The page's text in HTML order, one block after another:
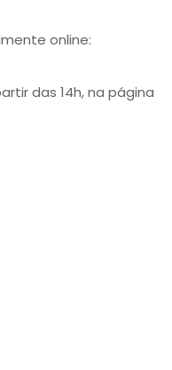
online:
das 14h, na página